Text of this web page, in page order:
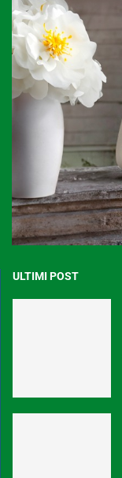
ULTIMI POST